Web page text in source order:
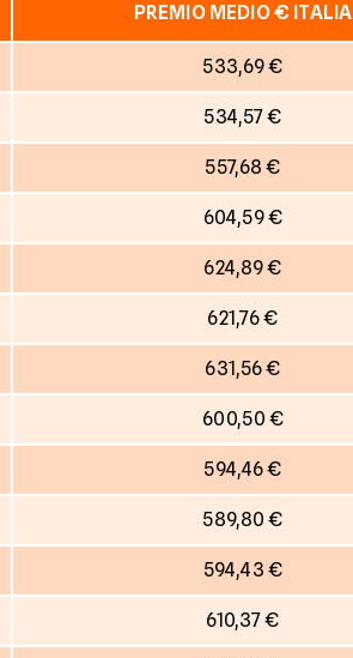
PREMIO MEDIO € ITALIA
533,69 €
534,57 €
557,68 €
604,59 €
624,89 €
621,76 €
631,56 €
600,50 €
594,46 €
589,80 €
594,43 €
610,37 €